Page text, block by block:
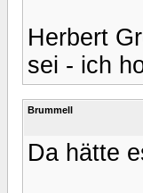
Herbert
sei - ich
Brummell
Da hätte